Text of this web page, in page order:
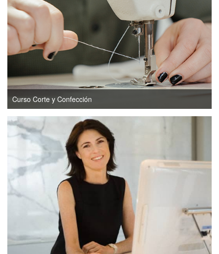
Curso Corte y Confección